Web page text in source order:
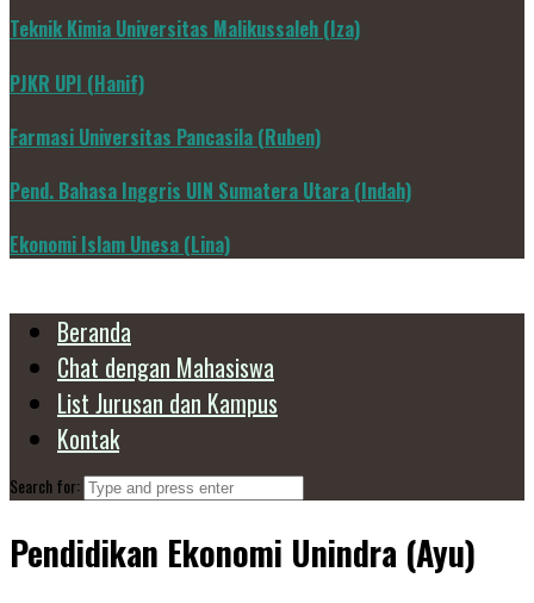
Teknik Kimia Universitas Malikussaleh (Iza)
PJKR UPI (Hanif)
Farmasi Universitas Pancasila (Ruben)
Pend. Bahasa Inggris UIN Sumatera Utara (Indah)
Ekonomi Islam Unesa (Lina)
Beranda
Chat dengan Mahasiswa
List Jurusan dan Kampus
Kontak
Search for:
Pendidikan Ekonomi Unindra (Ayu)